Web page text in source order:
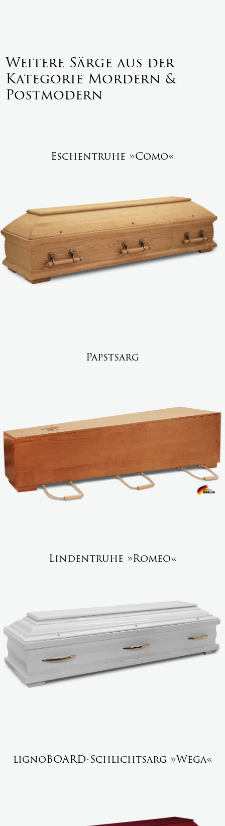
Weitere Särge aus der
Kategorie Mordern &
Postmodern
Eschentruhe »Como«
Papstsarg
Lindentruhe »Romeo«
lignoBOARD-Schlichtsarg »Wega«